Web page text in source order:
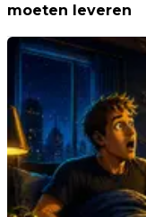
moeten leveren